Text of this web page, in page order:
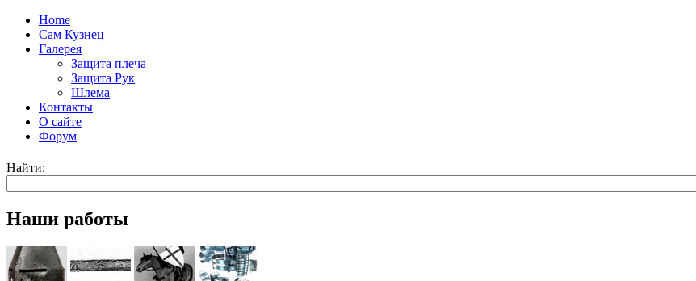
Home
Сам Кузнец
Галерея
Защита плеча
Защита Рук
Шлема
Контакты
О сайте
Форум
Найти:
Наши работы